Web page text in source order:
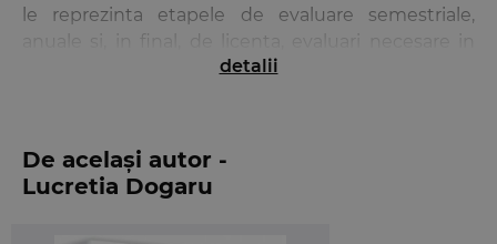
le reprezinta etapele de evaluare semestriale,
anuale si, in final, de licenta, evaluari necesare in
vederea promovarii si ierarhizarii viitorilor
Exista diverse modalitati de evaluare a
cunostintelor profesionale si este imposibila
impunerea uneia sau alteia si cu atat mai putin o
detalii
De același autor -
Lucretia Dogaru